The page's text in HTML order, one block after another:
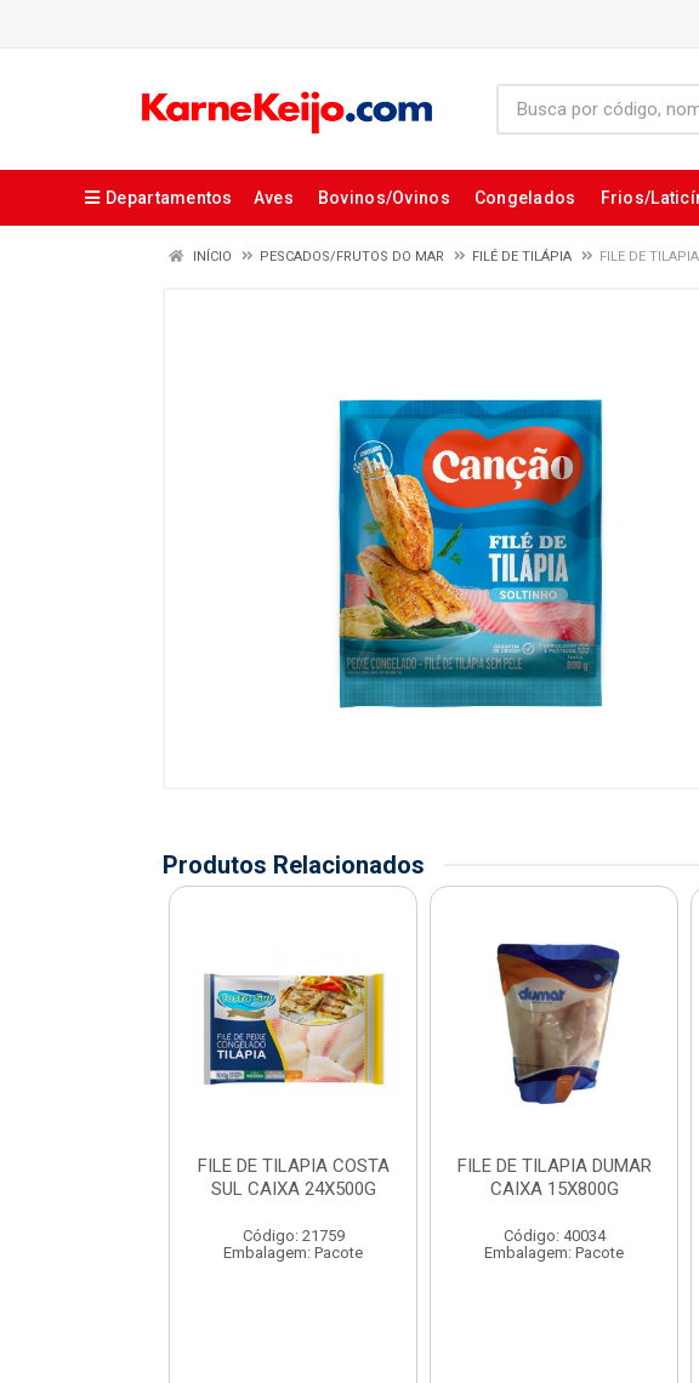
Departamentos Aves Bovinos/Ovinos Congelados Frios/
INÍCIO PESCADOS/FRUTOS DO MAR FILÉ DE TILÁPIA FILE DE
Produtos Relacionados
FILE DE TILAPIA COSTA
SUL CAIXA 24X500G
Código: 21759
Embalagem: Pacote
FILE DE TILAPIA DUMAR
CAIXA 15X800G
Código: 40034
Embalagem: Pacote